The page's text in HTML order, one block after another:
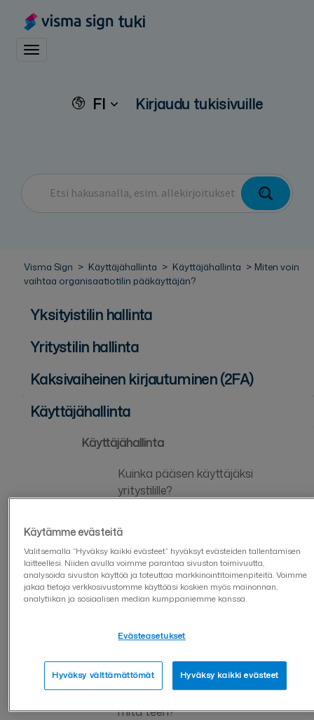
tuki
Toggle navigation
FI Kirjaudu tukisivuille
Visma Sign Käyttäjähallinta Käyttäjähallinta
Miten voin
vaihtaa organisaatiotilin pääkäyttäjän?
Yksityistilin hallinta
Yritystilin hallinta
Kaksivaiheinen kirjautuminen (2FA)
Käyttäjähallinta
Käyttäjähallinta
Kuinka pääsen käyttäjäksi
yritystilille?
Miten hallinnoin käyttäjän oikeuksia
tilillä?
Mitä jos henkilöllä ei ole käytössään
mitä teen?
Olen saanut kutsun liittyä yritystilille,
mitä teen?
Käytämme evästeitä
Valitsemalla “Hyväksy kaikki evästeet” hyväksyt evästeiden tallentamisen
laitteellesi. Niiden avulla voimme parantaa sivuston toimivuutta,
analysoida sivuston käyttöä ja toteuttaa markkinointitoimenpiteitä. Voimme
jakaa tietoja verkkosivustomme käyttöäsi koskien myös mainonnan,
analytiikan ja sosiaalisen median kumppaniemme kanssa.
Evästeasetukset
Hyväksy välttämättömät Hyväksy kaikki evästeet